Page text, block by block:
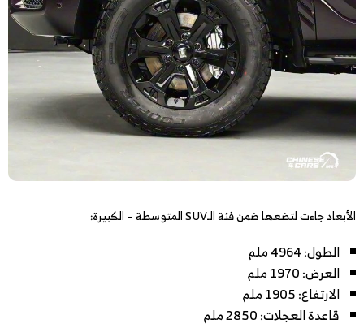
الأبعاد جاءت لتضعها ضمن فئة الـSUV المتوسطة – الكبيرة:
الطول: 4964 ملم
العرض: 1970 ملم
الارتفاع: 1905 ملم
قاعدة العجلات: 2850 ملم